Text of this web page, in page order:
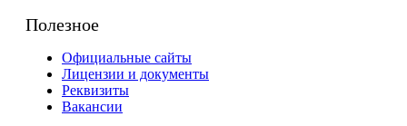
Полезное
Официальные сайты
Лицензии и документы
Реквизиты
Вакансии